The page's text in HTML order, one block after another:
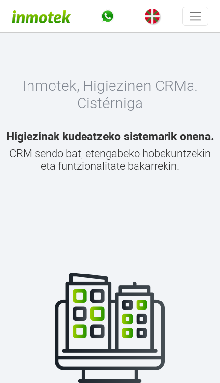
Inmotek, Higiezinen CRMa.
Cistérniga
Higiezinak kudeatzeko sistemarik onena.
CRM sendo bat, etengabeko hobekuntzekin
eta funtzionalitate bakarrekin.